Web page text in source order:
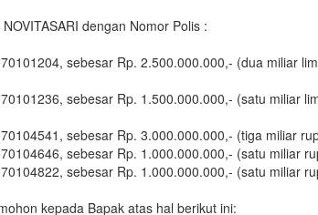
dengan Nomor Polis :
sebesar Rp. 2.500.000.000,- (dua miliar
sebesar Rp. 1.500.000.000,- (satu miliar
sebesar Rp. 3.000.000.000,- (tiga miliar
sebesar Rp. 1.000.000.000,- (satu miliar
sebesar Rp. 1.000.000.000,- (satu miliar
kepada Bapak atas hal berikut ini: